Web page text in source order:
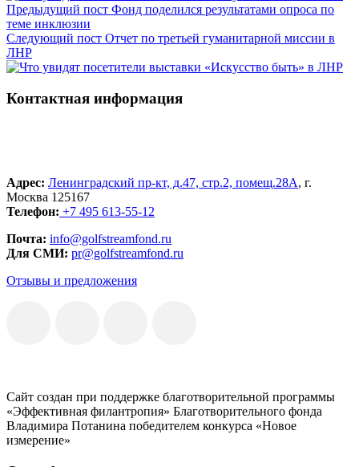
Предыдущий пост Фонд поделился результатами опроса по
теме инклюзии
Следующий пост Отчет по третьей гуманитарной миссии в
ЛНР
Контактная информация
Адрес: Ленинградский пр-кт, д.47, стр.2, помещ.28А, г.
Москва 125167
Телефон: +7 495 613-55-12
Почта: info@golfstreamfond.ru
Для СМИ: pr@golfstreamfond.ru
Отзывы и предложения
Сайт создан при поддержке благотворительной программы
«Эффективная филантропия» Благотворительного фонда
Владимира Потанина победителем конкурса «Новое
измерение»